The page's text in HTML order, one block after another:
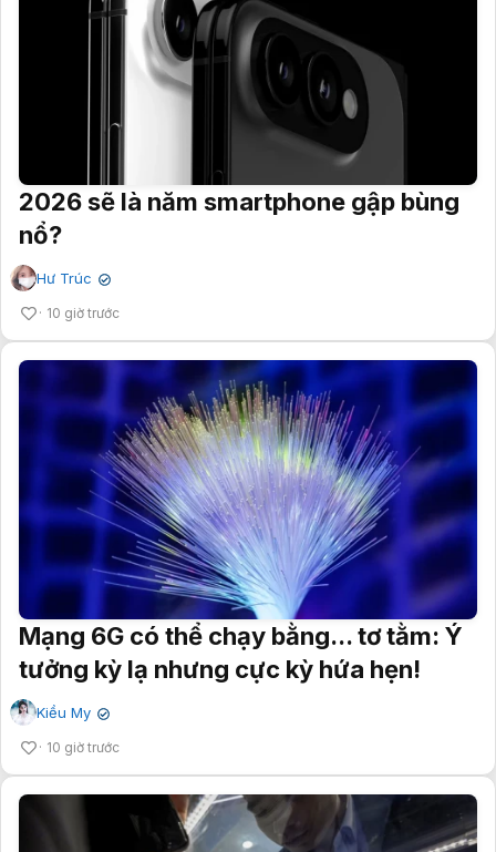
2026 sẽ là năm smartphone gập bùng
nổ?
Hư Trúc ✔
10 giờ trước
Mạng 6G có thể chạy bằng... tơ tằm: Ý
tưởng kỳ lạ nhưng cực kỳ hứa hẹn!
Kiều My ✔
10 giờ trước